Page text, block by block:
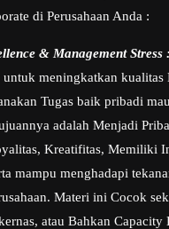
di Perusahaan Anda :
& Management Stress :
untuk meningkatkan kualitas
Tugas baik pribadi
adalah Menjadi
Kreatifitas, Memiliki
mampu menghadapi
Materi ini Cocok
atau Bahkan Capacity